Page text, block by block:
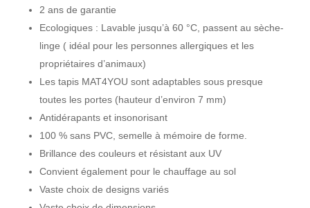
2 ans de garantie
Ecologiques : Lavable jusqu’à 60 °C, passent au sèche-
linge ( idéal pour les personnes allergiques et les
propriétaires d’animaux)
Les tapis MAT4YOU sont adaptables sous presque
toutes les portes (hauteur d’environ 7 mm)
Antidérapants et insonorisant
100 % sans PVC, semelle à mémoire de forme.
Brillance des couleurs et résistant aux UV
Convient également pour le chauffage au sol
Vaste choix de designs variés